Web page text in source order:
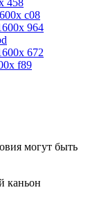
могут быть
каньон